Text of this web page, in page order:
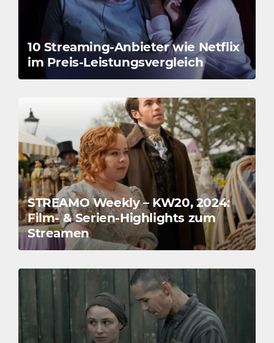
10 Streaming-Anbieter wie Netflix
im Preis-Leistungsvergleich
STREAMO Weekly – KW20, 2024:
Film- & Serien-Highlights zum
Streamen